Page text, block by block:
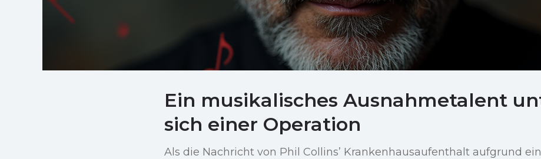
Ein musikalisches Ausnahmetalent
sich einer Operation
Als die Nachricht von Phil Collins’ Krankenhausaufenthalt aufgrund